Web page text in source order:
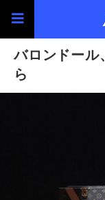
バロンドー
ら